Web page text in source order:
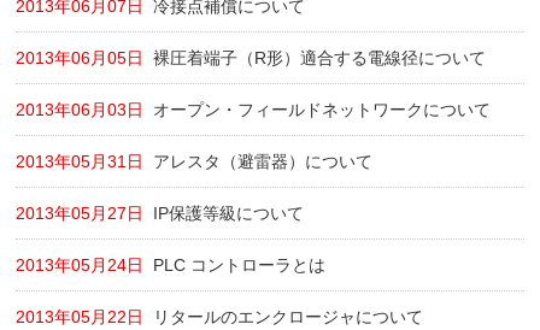
2013年06月07日 冷接点補償について
2013年06月05日 裸圧着端子（R形）適合する電線径について
2013年06月03日 オープン・フィールドネットワークについて
2013年05月31日 アレスタ（避雷器）について
2013年05月27日 IP保護等級について
2013年05月24日 PLC コントローラとは
2013年05月22日 リタールのエンクロージャについて